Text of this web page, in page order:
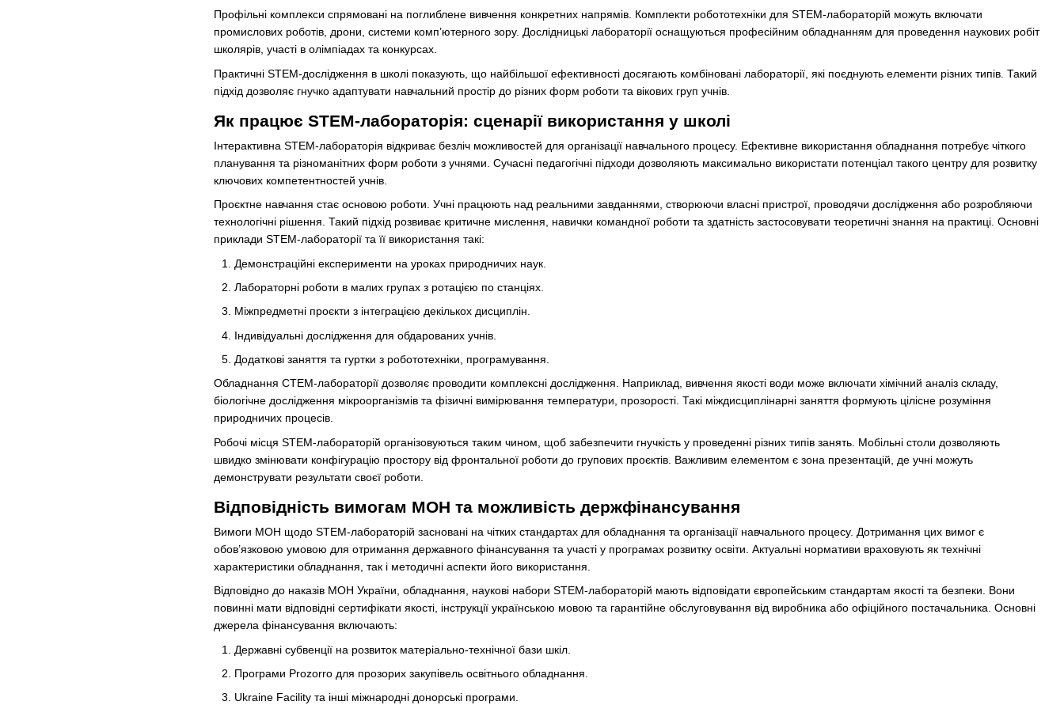
Профільні комплекси спрямовані на поглиблене вивчення конкретних напрямів. Комплекти робототехніки для STEM-лабораторій можуть включати
промислових роботів, дрони, системи комп’ютерного зору. Дослідницькі лабораторії оснащуються професійним обладнанням для проведення наукових робіт
школярів, участі в олімпіадах та конкурсах.
Практичні STEM-дослідження в школі показують, що найбільшої ефективності досягають комбіновані лабораторії, які поєднують елементи різних типів. Такий
підхід дозволяє гнучко адаптувати навчальний простір до різних форм роботи та вікових груп учнів.
Як працює STEM-лабораторія: сценарії використання у школі
Інтерактивна STEM-лабораторія відкриває безліч можливостей для організації навчального процесу. Ефективне використання обладнання потребує чіткого
планування та різноманітних форм роботи з учнями. Сучасні педагогічні підходи дозволяють максимально використати потенціал такого центру для розвитку
ключових компетентностей учнів.
Проєктне навчання стає основою роботи. Учні працюють над реальними завданнями, створюючи власні пристрої, проводячи дослідження або розробляючи
технологічні рішення. Такий підхід розвиває критичне мислення, навички командної роботи та здатність застосовувати теоретичні знання на практиці. Основні
приклади STEM-лабораторії та її використання такі:
Демонстраційні експерименти на уроках природничих наук.
Лабораторні роботи в малих групах з ротацією по станціях.
Міжпредметні проєкти з інтеграцією декількох дисциплін.
Індивідуальні дослідження для обдарованих учнів.
Додаткові заняття та гуртки з робототехніки, програмування.
Обладнання СТЕМ-лабораторії дозволяє проводити комплексні дослідження. Наприклад, вивчення якості води може включати хімічний аналіз складу,
біологічне дослідження мікроорганізмів та фізичні вимірювання температури, прозорості. Такі міждисциплінарні заняття формують цілісне розуміння
природничих процесів.
Робочі місця STEM-лабораторій організовуються таким чином, щоб забезпечити гнучкість у проведенні різних типів занять. Мобільні столи дозволяють
швидко змінювати конфігурацію простору від фронтальної роботи до групових проєктів. Важливим елементом є зона презентацій, де учні можуть
демонструвати результати своєї роботи.
Відповідність вимогам МОН та можливість держфінансування
Вимоги МОН щодо STEM-лабораторій засновані на чітких стандартах для обладнання та організації навчального процесу. Дотримання цих вимог є
обов’язковою умовою для отримання державного фінансування та участі у програмах розвитку освіти. Актуальні нормативи враховують як технічні
характеристики обладнання, так і методичні аспекти його використання.
Відповідно до наказів МОН України, обладнання, наукові набори STEM-лабораторій мають відповідати європейським стандартам якості та безпеки. Вони
повинні мати відповідні сертифікати якості, інструкції українською мовою та гарантійне обслуговування від виробника або офіційного постачальника. Основні
джерела фінансування включають:
Державні субвенції на розвиток матеріально-технічної бази шкіл.
Програми Prozorro для прозорих закупівель освітнього обладнання.
Ukraine Facility та інші міжнародні донорські програми.